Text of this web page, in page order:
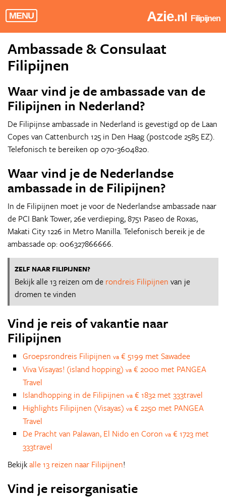
MENU Azie.nl Filipijnen
Ambassade & Consulaat
Filipijnen
Waar vind je de ambassade van de
Filipijnen in Nederland?
De Filipijnse ambassade in Nederland is gevestigd op de Laan
Copes van Cattenburch 125 in Den Haag (postcode 2585 EZ).
Telefonisch te bereiken op 070-3604820.
Waar vind je de Nederlandse
ambassade in de Filipijnen?
In de Filipijnen moet je voor de Nederlandse ambassade naar
de PCI Bank Tower, 26e verdieping, 8751 Paseo de Roxas,
Makati City 1226 in Metro Manilla. Telefonisch bereik je de
ambassade op: 006327866666.
ZELF NAAR FILIPIJNEN?
Bekijk alle 13 reizen om de rondreis Filipijnen van je
dromen te vinden
Vind je reis of vakantie naar
Filipijnen
Groepsrondreis Filipijnen va € 5199 met Sawadee
Viva Visayas! (island hopping) va € 2000 met PANGEA
Travel
Islandhopping in de Filipijnen va € 1832 met 333travel
Highlights Filipijnen (Visayas) va € 2250 met PANGEA
Travel
De Pracht van Palawan, El Nido en Coron va € 1723 met
333travel
Bekijkalle 13 reizen naar Filipijnen!
Vind je reisorganisatie